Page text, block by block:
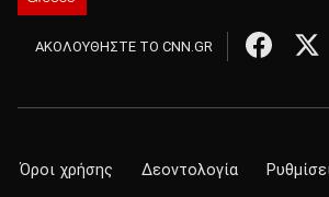
ΑΚΟΛΟΥΘΗΣΤΕ ΤΟ CNN.GR
Όροι χρήσης Δεοντολογία